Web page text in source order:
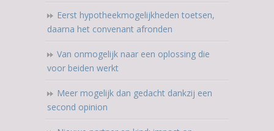
Eerst hypotheekmogelijkheden toetsen,
daarna het convenant afronden
Van onmogelijk naar een oplossing die
voor beiden werkt
Meer mogelijk dan gedacht dankzij een
second opinion